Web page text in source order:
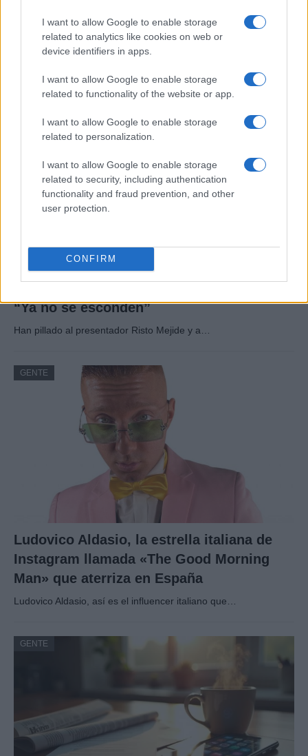
I want to allow Google to enable storage
related to analytics like cookies on web or
device identifiers in apps.
I want to allow Google to enable storage
related to functionality of the website or app.
I want to allow Google to enable storage
related to personalization.
I want to allow Google to enable storage
related to security, including authentication
functionality and fraud prevention, and other
user protection.
CONFIRM
Bárbara Rey sobre su asistencia al
Senado: «Voy a ir»
Bárbara Rey ha asegurado a Isabel Rábago, que…
GENTE
“Ya no se esconden”
Han pillado al presentador Risto Mejide y a…
GENTE
Ludovico Aldasio, la estrella italiana de
Instagram llamada «The Good Morning
Man» que aterriza en España
Ludovico Aldasio, así es el influencer italiano que…
GENTE